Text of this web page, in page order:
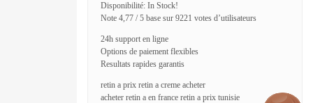
Disponibilité: In Stock!
Note 4,77 / 5 base sur 9221 votes d’utilisateurs
24h support en ligne
Options de paiement flexibles
Resultats rapides garantis
retin a prix retin a creme acheter
acheter retin a en france retin a prix tunisie